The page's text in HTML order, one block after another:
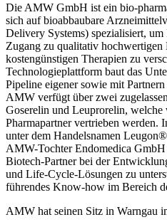
Die AMW GmbH ist ein bio-
sich auf bioabbaubare
Delivery Systems) spezialisiert,
Zugang zu qualitativ hochwertigen
kostengünstigen Therapien zu
Technologieplattform baut das
Pipeline eigener sowie mit
AMW verfügt über zwei
Goserelin und Leuprorelin,
Pharmapartner vertrieben werden.
unter dem Handelsnamen
AMW-Tochter Endomedica
Biotech-Partner bei der
und Life-Cycle-Lösungen zu
führendes Know-how im Bereich
AMW hat seinen Sitz in Warngau